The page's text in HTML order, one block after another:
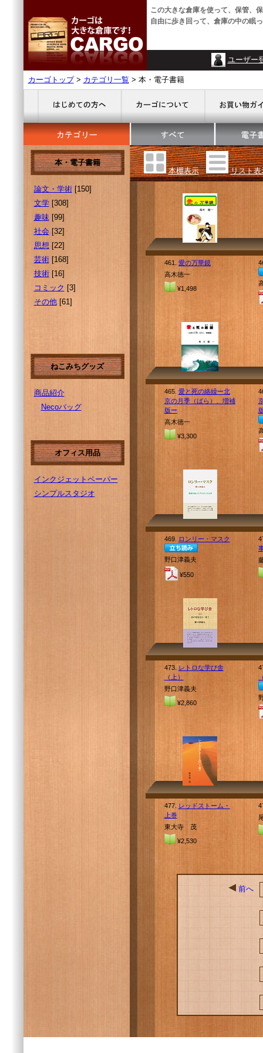
この大きな倉庫を使って、保管、
自由に歩き回って、倉庫の中の眠
ユーザー
カーゴトップ> カテゴリ一覧 > 本・電子書籍
本・電子書籍
論文・学術[150]
文学[308]
趣味[99]
社会[32]
思想 [22]
芸術[168]
技術[16]
コミック [3]
その他[61]
ねこみちグッズ
商品紹介
Necoバッグ
オフィス用品
インクジェットペーパー
シンプルスタジオ
本棚表示 リスト表
461. 愛の万華鏡
高木徳一
¥1,498
465. 愛と死の絡繰ー北
京の月季（ばら）、増補
版ー
高木徳一
¥3,300
469. ロンリー・マスク
野口津義夫
¥550
473. レトロな学び舎
（上）
野口津義夫
¥2,860
477. レッドストーム・
上巻
東大寺 茂
¥2,530
前へ